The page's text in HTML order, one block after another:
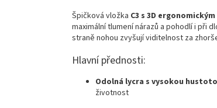
Špičková vložka C3 s 3D ergonomickým
maximálnítlumenínárazů a pohodlíi při
straně nohou zvyšujíviditelnost za
Hlavnípřednosti:
Odolná lycra s vysokou
životnost